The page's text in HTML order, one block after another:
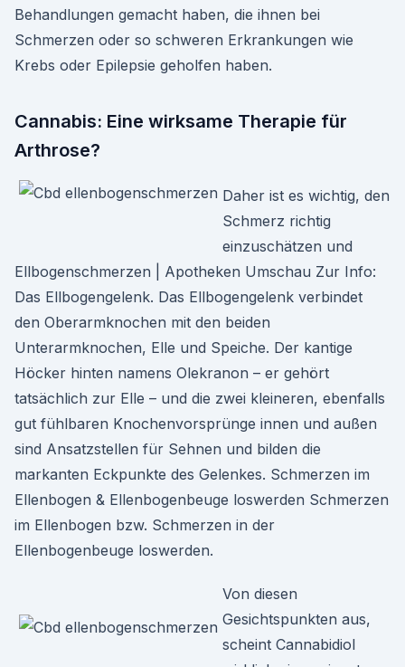
Behandlungen gemacht haben, die ihnen bei
Schmerzen oder so schweren Erkrankungen wie
Krebs oder Epilepsie geholfen haben.
Cannabis: Eine wirksame Therapie für
Arthrose?
Daher ist es wichtig, den
Schmerz richtig
einzuschätzen und
Ellbogenschmerzen | Apotheken Umschau Zur Info:
Das Ellbogengelenk. Das Ellbogengelenk verbindet
den Oberarmknochen mit den beiden
Unterarmknochen, Elle und Speiche. Der kantige
Höcker hinten namens Olekranon – er gehört
tatsächlich zur Elle – und die zwei kleineren, ebenfalls
gut fühlbaren Knochenvorsprünge innen und außen
sind Ansatzstellen für Sehnen und bilden die
markanten Eckpunkte des Gelenkes. Schmerzen im
Ellenbogen & Ellenbogenbeuge loswerden Schmerzen
im Ellenbogen bzw. Schmerzen in der
Ellenbogenbeuge loswerden.
Von diesen
Gesichtspunkten aus,
scheint Cannabidiol